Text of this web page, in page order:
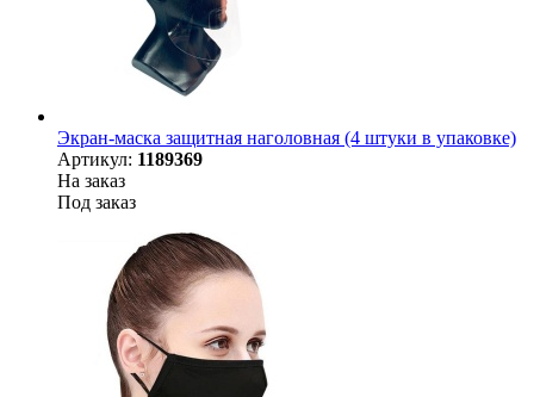
Экран-маска защитная наголовная (4 штуки в упаковке)
Артикул: 1189369
На заказ
Под заказ